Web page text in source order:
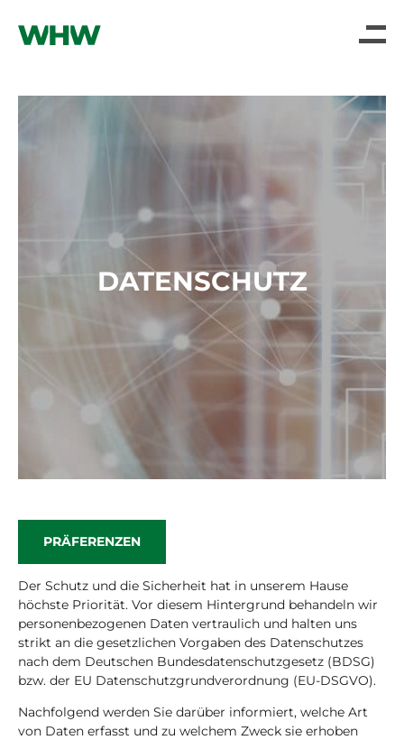
DATENSCHUTZ
PRÄFERENZEN
Der Schutz und die Sicherheit hat in unserem Hause
höchste Priorität. Vor diesem Hintergrund behandeln wir
personenbezogenen Daten vertraulich und halten uns
strikt an die gesetzlichen Vorgaben des Datenschutzes
nach dem Deutschen Bundesdatenschutzgesetz (BDSG)
bzw. der EU Datenschutzgrundverordnung (EU-DSGVO).
Nachfolgend werden Sie darüber informiert, welche Art
von Daten erfasst und zu welchem Zweck sie erhoben